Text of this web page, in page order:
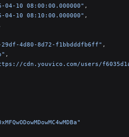
04-10 08:00:00.000000" ,
04-10 08:10:00.000000" ,
29df-4d80-8d72-f1bbdddfb6ff" ,
,
cdn.youvico.com/users/